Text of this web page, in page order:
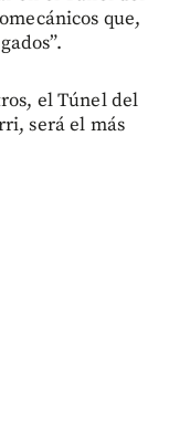
que,
el Túnel del
será el más